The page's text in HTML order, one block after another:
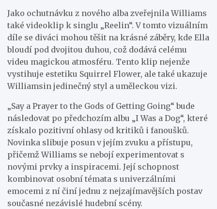
Jako ochutnávku z nového alba zveřejnila Williams
také videoklip k singlu „Reelin“. V tomto vizuálním
díle se diváci mohou těšit na krásné záběry, kde Ella
bloudí pod dvojitou duhou, což dodává celému
videu magickou atmosféru. Tento klip nejenže
vystihuje estetiku Squirrel Flower, ale také ukazuje
Williamsin jedinečný styl a uměleckou vizi.
„Say a Prayer to the Gods of Getting Going“ bude
následovat po předchozím albu „I Was a Dog“, které
získalo pozitivní ohlasy od kritiků i fanoušků.
Novinka slibuje posun v jejím zvuku a přístupu,
přičemž Williams se nebojí experimentovat s
novými prvky a inspiracemi. Její schopnost
kombinovat osobní témata s univerzálními
emocemi z ní činí jednu z nejzajímavějších postav
současné nezávislé hudební scény.